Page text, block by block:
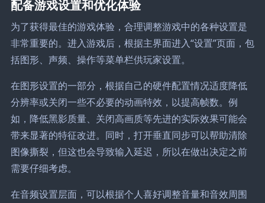
配备游戏设置和优化体验
为了获得最佳的游戏体验，合理调整游戏中的各种设置是
非常重要的。进入游戏后，根据主界面进入“设置”页面，包
括图形、声频、操作等菜单栏供玩家设置。
在图形设置的一部分，根据自己的硬件配置情况适度降低
分辨率或关闭一些不必要的动画特效，以提高帧数。例
如，降低黑影质量、关闭高画质等先进的实际效果可能会
带来显著的特征改进。同时，打开垂直同步可以帮助清除
图像撕裂，但这也会导致输入延迟，所以在做出决定之前
需要仔细考虑。
在音频设置层面，可以根据个人喜好调整音量和音效周围